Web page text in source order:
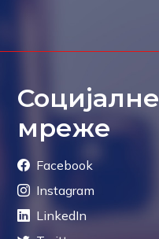
Социјалне
мреже
Facebook
Instagram
LinkedIn